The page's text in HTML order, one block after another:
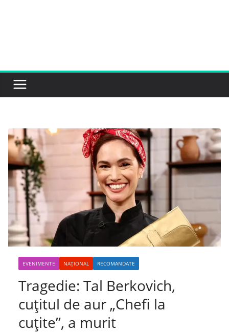
EVENIMENTE NAȚIONAL RECOMANDATE
Tragedie: Tal Berkovich,
cuțitul de aur „Chefi la
cuțite”, a murit